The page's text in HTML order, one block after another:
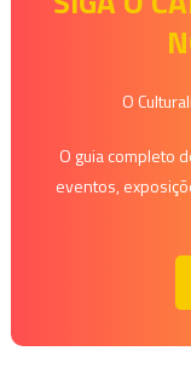
O
O guia completo
eventos,